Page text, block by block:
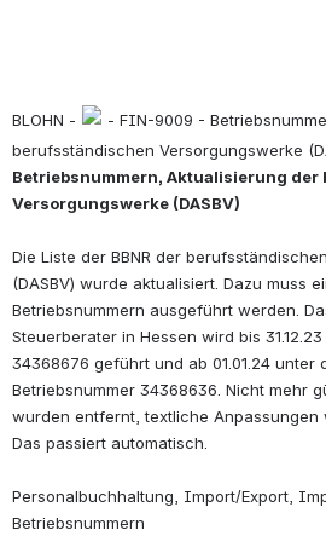
BLOHN -
- FIN-9009 -
berufsständischen Versorgungswerke
Betriebsnummern, Aktualisierung
Versorgungswerke (DASBV)
Die Liste der BBNR der
(DASBV) wurde aktualisiert. Dazu muss
Betriebsnummern ausgeführt werden.
Steuerberater in Hessen wird bis
34368676 geführt und ab 01.01.24 unter
Betriebsnummer 34368636. Nicht mehr
wurden entfernt, textliche Anpassungen
Das passiert automatisch.
Personalbuchhaltung, Import/Export,
Betriebsnummern